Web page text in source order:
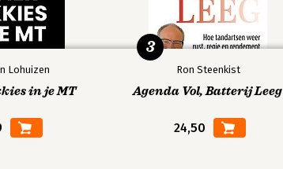
Lohuizen
in je MT
Ron Steenkist
Agenda Vol, Batterij Leeg
24,50
3